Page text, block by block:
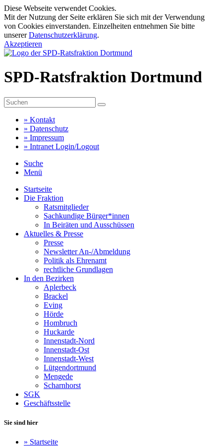
Diese Webseite verwendet Cookies.
Mit der Nutzung der Seite erklären Sie sich mit der Verwendung
von Cookies einverstanden. Einzelheiten entnehmen Sie bitte
unsererDatenschutzerklärung.
Akzeptieren
SPD-Ratsfraktion Dortmund
» Kontakt
» Datenschutz
» Impressum
» Intranet Login/Logout
Suche
Menü
Startseite
Die Fraktion
Ratsmitglieder
Sachkundige Bürger*innen
In Beiräten und Ausschüssen
Aktuelles & Presse
Presse
Newsletter An-/Abmeldung
Politik als Ehrenamt
rechtliche Grundlagen
In den Bezirken
Aplerbeck
Brackel
Eving
Hörde
Hombruch
Huckarde
Innenstadt-Nord
Innenstadt-Ost
Innenstadt-West
Lütgendortmund
Mengede
Scharnhorst
SGK
Geschäftsstelle
Sie sind hier
» Startseite